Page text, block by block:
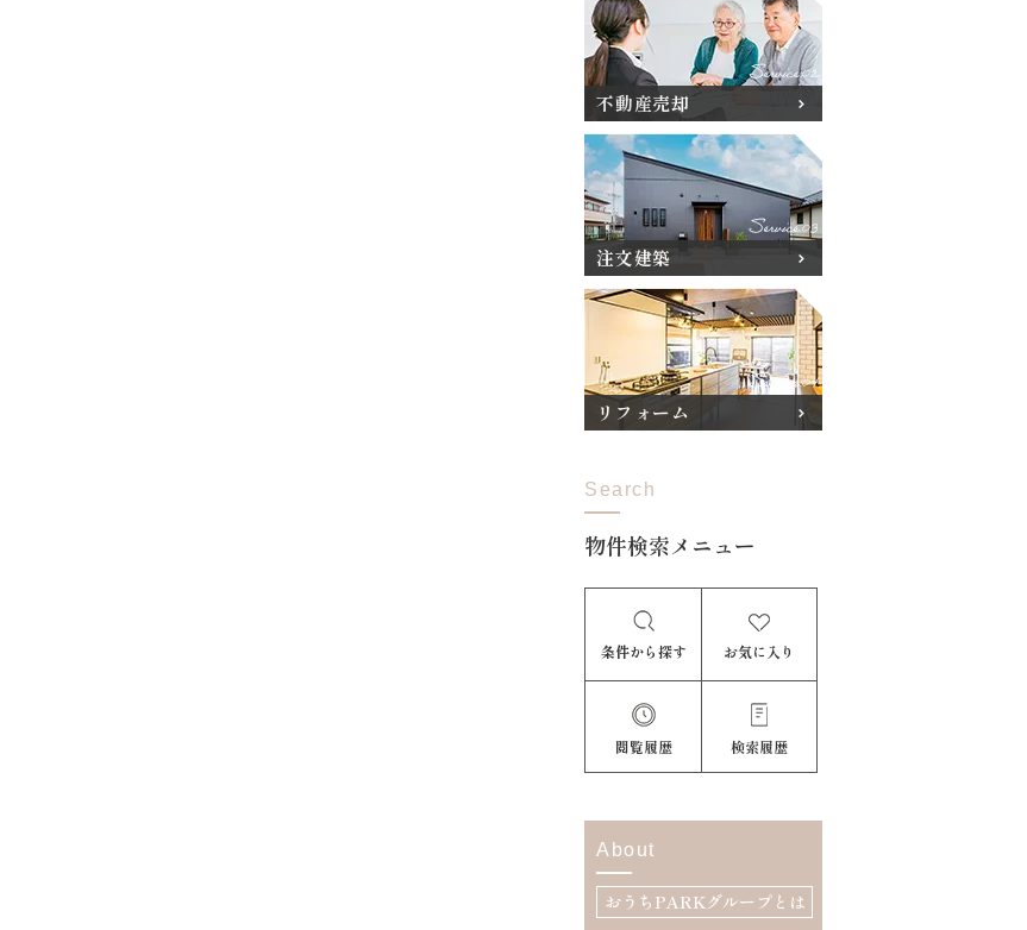
不動産売却
注文建築
リフォーム
Search
物件検索メニュー
条件から探す お気に入り
閲覧履歴 検索履歴
About
おうちPARKグループとは